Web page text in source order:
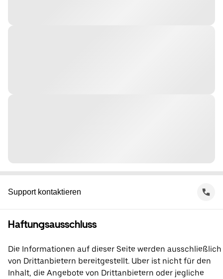
Support kontaktieren
Haftungsausschluss
Die Informationen auf dieser Seite werden ausschließlich
von Drittanbietern bereitgestellt. Uber ist nicht für den
Inhalt, die Angebote von Drittanbietern oder jegliche